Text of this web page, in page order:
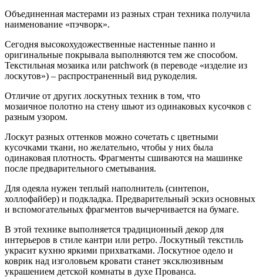
Объединенная мастерами из разных стран техника получила
наименование «пэчворк».
Сегодня высокохудожественные настенные панно и
оригинальные покрывала выполняются тем же способом.
Текстильная мозаика или patchwork (в переводе «изделие из
лоскутов») – распространенный вид рукоделия.
Отличие от других лоскутных техник в том, что
мозаичное полотно на стену шьют из одинаковых кусочков с
разным узором.
Лоскут разных оттенков можно сочетать с цветными
кусочками ткани, но желательно, чтобы у них была
одинаковая плотность. Фрагменты сшиваются на машинке
после предварительного сметывания.
Для одеяла нужен теплый наполнитель (синтепон,
холлофайбер) и подкладка. Предварительный эскиз основных
и вспомогательных фрагментов вычерчивается на бумаге.
В этой технике выполняется традиционный декор для
интерьеров в стиле кантри или ретро. Лоскутный текстиль
украсит кухню яркими прихватками. Лоскутное одело и
коврик над изголовьем кровати станет эксклюзивным
украшением детской комнаты в духе Прованса.